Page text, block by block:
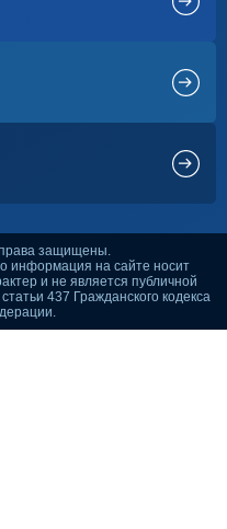
защищены.
информация на сайте носит
и не является публичной
437 Гражданского кодекса